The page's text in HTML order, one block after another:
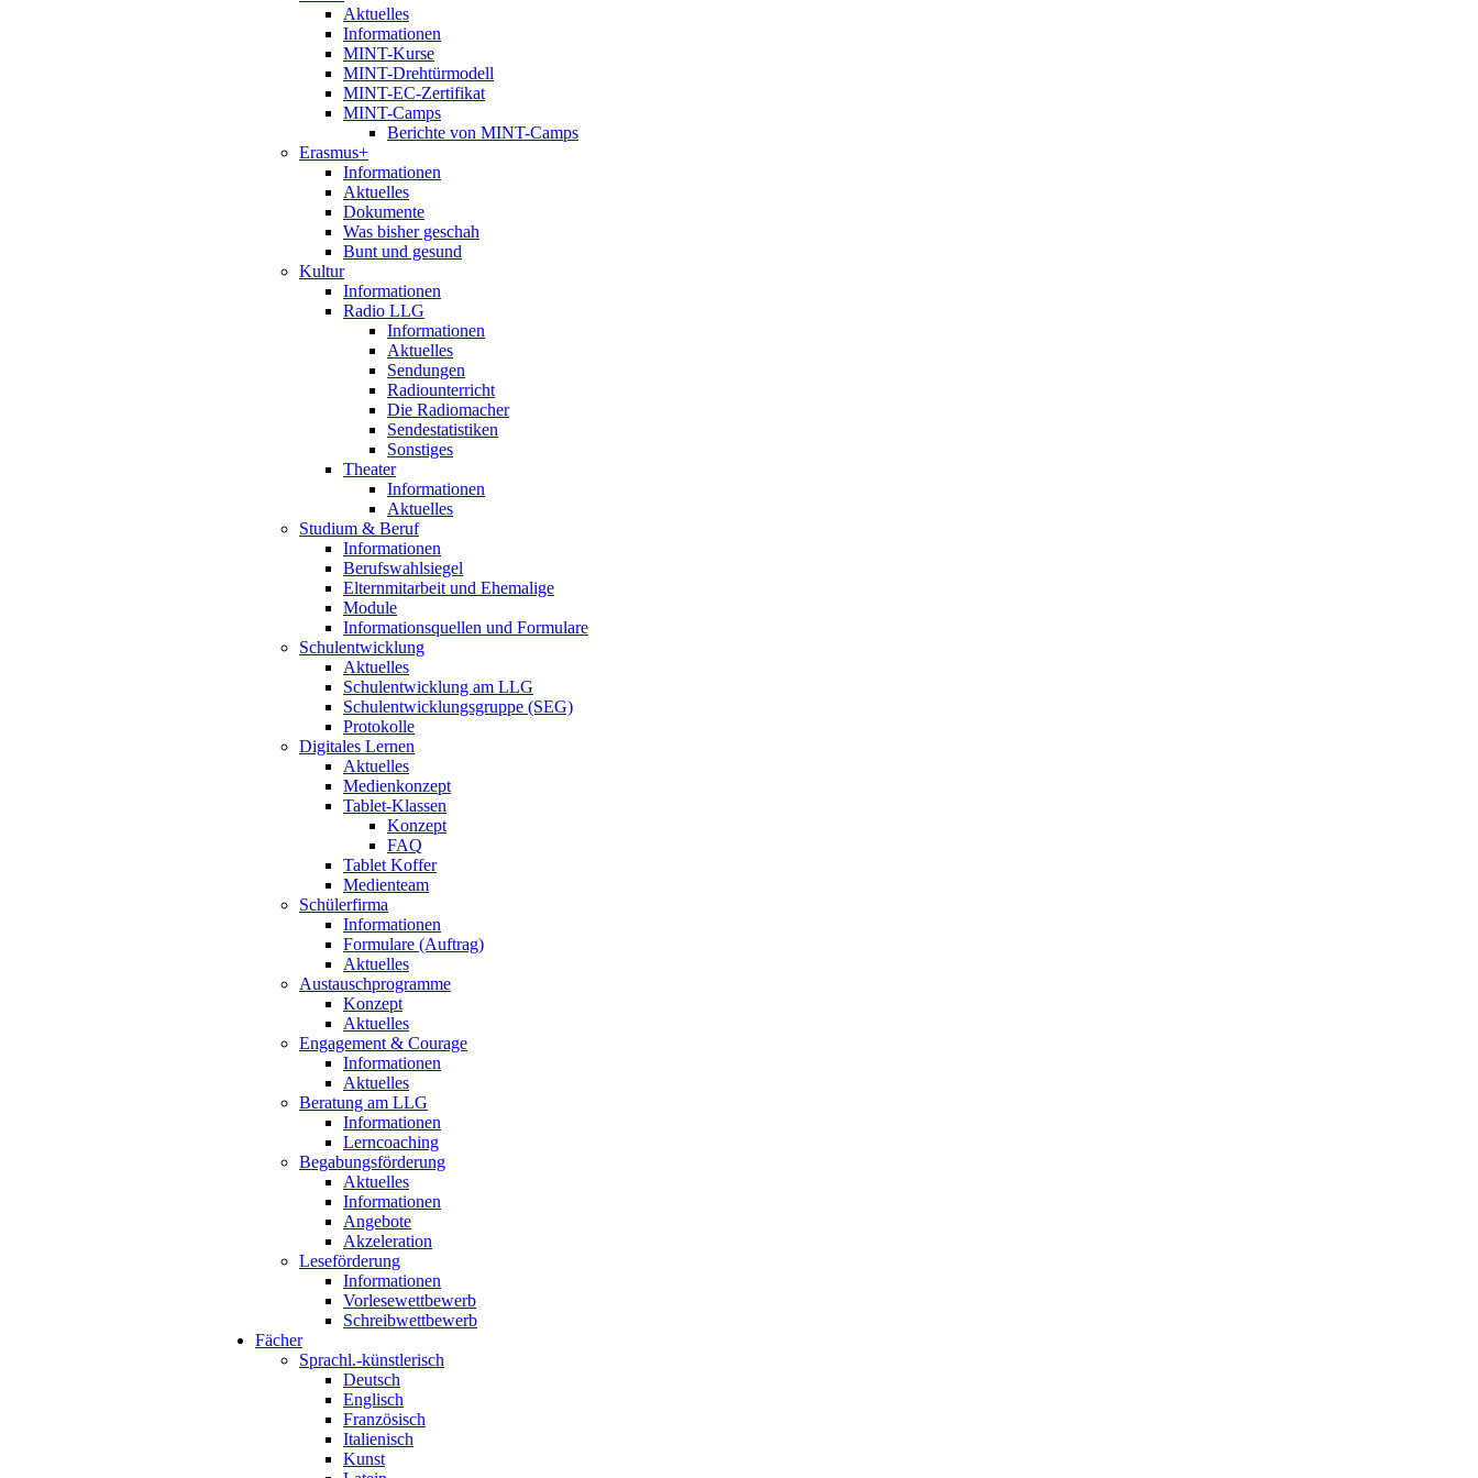
Aktuelles
Informationen
MINT-Kurse
MINT-Drehtürmodell
MINT-EC-Zertifikat
MINT-Camps
Berichte von MINT-Camps
Erasmus+
Informationen
Aktuelles
Dokumente
Was bisher geschah
Bunt und gesund
Kultur
Informationen
Radio LLG
Informationen
Aktuelles
Sendungen
Radiounterricht
Die Radiomacher
Sendestatistiken
Sonstiges
Theater
Informationen
Aktuelles
Studium & Beruf
Informationen
Berufswahlsiegel
Elternmitarbeit und Ehemalige
Module
Informationsquellen und Formulare
Schulentwicklung
Aktuelles
Schulentwicklung am LLG
Schulentwicklungsgruppe (SEG)
Protokolle
Digitales Lernen
Aktuelles
Medienkonzept
Tablet-Klassen
Konzept
FAQ
Tablet Koffer
Medienteam
Schülerfirma
Informationen
Formulare (Auftrag)
Aktuelles
Austauschprogramme
Konzept
Aktuelles
Engagement & Courage
Informationen
Aktuelles
Beratung am LLG
Informationen
Lerncoaching
Begabungsförderung
Aktuelles
Informationen
Angebote
Akzeleration
Leseförderung
Informationen
Vorlesewettbewerb
Schreibwettbewerb
Fächer
Sprachl.-künstlerisch
Deutsch
Englisch
Französisch
Italienisch
Kunst